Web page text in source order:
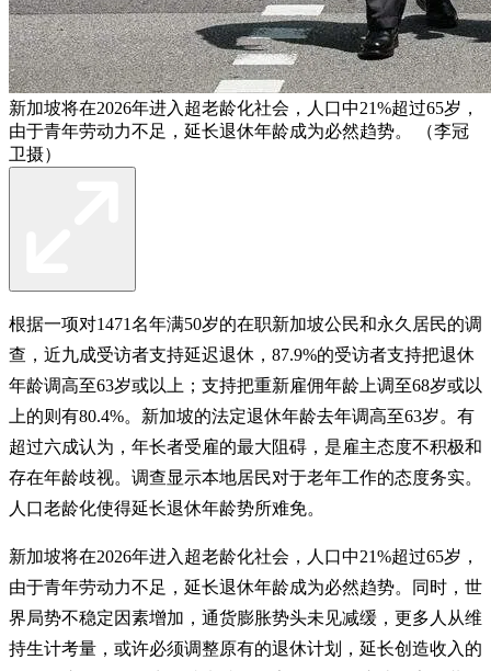
新加坡将在2026年进入超老龄化社会，人口中21%超过65岁，
由于青年劳动力不足，延长退休年龄成为必然趋势。 （李冠
卫摄）
根据一项对1471名年满50岁的在职新加坡公民和永久居民的调
查，近九成受访者支持延迟退休，87.9%的受访者支持把退休
年龄调高至63岁或以上；支持把重新雇佣年龄上调至68岁或以
上的则有80.4%。新加坡的法定退休年龄去年调高至63岁。有
超过六成认为，年长者受雇的最大阻碍，是雇主态度不积极和
存在年龄歧视。调查显示本地居民对于老年工作的态度务实。
人口老龄化使得延长退休年龄势所难免。
新加坡将在2026年进入超老龄化社会，人口中21%超过65岁，
由于青年劳动力不足，延长退休年龄成为必然趋势。同时，世
界局势不稳定因素增加，通货膨胀势头未见减缓，更多人从维
持生计考量，或许必须调整原有的退休计划，延长创造收入的